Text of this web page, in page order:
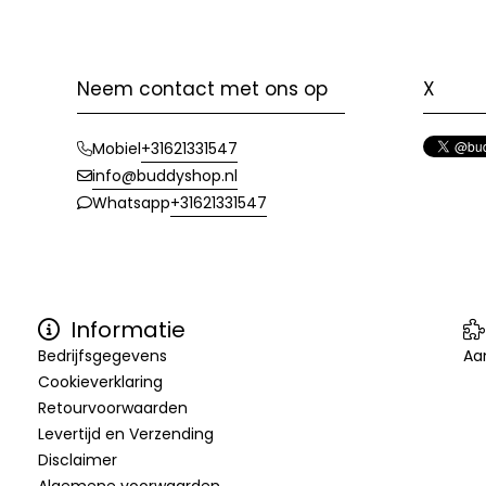
Neem contact met ons op
Mobiel+31621331547
info@buddyshop.nl
Whatsapp+31621331547
X
Informatie
Bedrijfsgegevens
Cookieverklaring
Retourvoorwaarden
Levertijd en Verzending
Disclaimer